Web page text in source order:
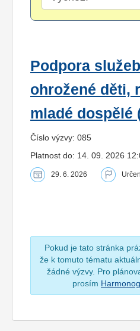
Podpora
ohrožené děti,
mladé dospělé
Číslo výzvy: 085
Platnost do: 14. 09. 2026
29. 6. 2026
Pokud je tato stránka
že k tomuto tématu
žádné výzvy. Pro
prosím